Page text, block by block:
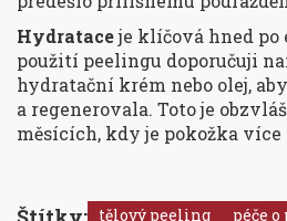
Hydrataceje klíčová hned
použití peelingu doporučuji
hydratační krém nebo olej,
a regenerovala. Toto je
měsících, kdy je pokožka
tělový peeling péče